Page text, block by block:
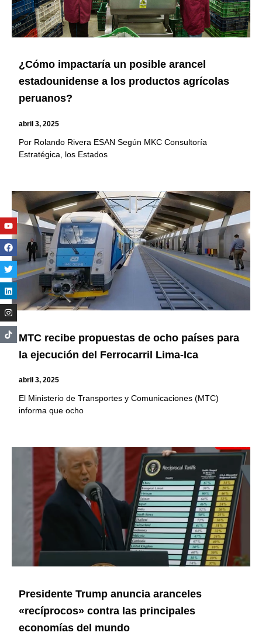
¿Cómo impactaría un posible arancel
estadounidense a los productos agrícolas
peruanos?
abril 3, 2025
Por Rolando Rivera ESAN Según MKC Consultoría
Estratégica, los Estados
MTC recibe propuestas de ocho países para
la ejecución del Ferrocarril Lima-Ica
abril 3, 2025
El Ministerio de Transportes y Comunicaciones (MTC)
informa que ocho
Presidente Trump anuncia aranceles
«recíprocos» contra las principales
economías del mundo
Youtube
Facebook
Twitter
Linkedin
Instagram